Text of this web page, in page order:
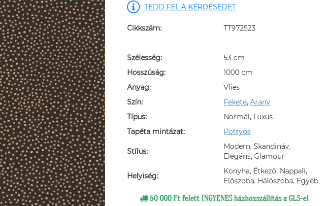
TEDD FEL A KÉRDÉSEDET
Cikkszám: TT972523
Szélesség:
53 cm
Hosszúság:
1000 cm
Anyag:
Vlies
Szín:
Fekete, Arany
Típus:
Normál, Luxus
Tapéta mintázat:
Pöttyös
Stílus:
Modern, Skandináv,
Elegáns, Glamour
Helyiség:
Konyha, Étkező, Nappali,
Előszoba, Hálószoba, Egyéb
50 000 Ft felett INGYENES házhozszállítás a GLS-el